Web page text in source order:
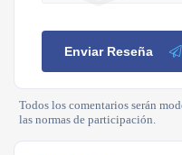
Enviar Reseña
Todos los comentarios serán
las normas de participación.